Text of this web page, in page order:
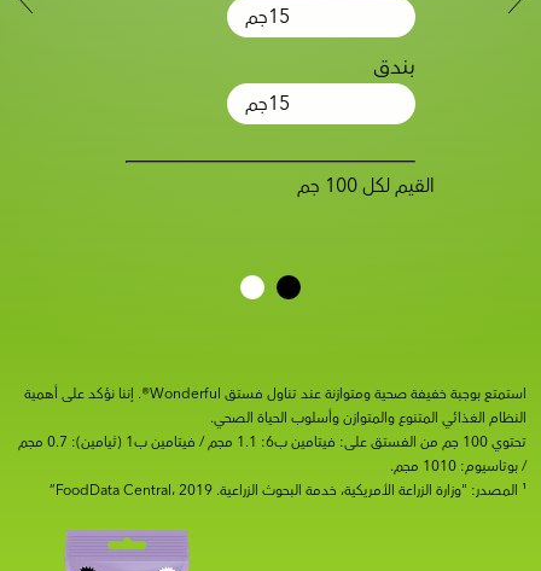
15جم
بندق
15جم
القيم لكل 100 جم
استمتع بوجبة خفيفة صحية ومتوازنة عند تناول فستق Wonderful®. إننا نؤكد على أهمية
النظام الغذائي المتنوع والمتوازن وأسلوب الحياة الصحي.
تحتوي 100 جم من الفستق على: فيتامين ب6: 1.1 مجم / فيتامين ب1 (ثيامين): 0.7 مجم
/ بوتاسيوم: 1010 مجم.
¹ المصدر: "وزارة الزراعة الأمريكية، خدمة البحوث الزراعية. FoodData Central، 2019”